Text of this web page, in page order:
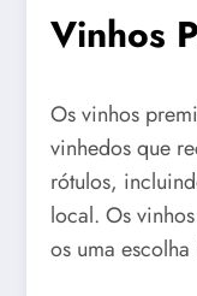
Vinhos
Os vinhos
vinhedos que
rótulos,
local. Os
os uma